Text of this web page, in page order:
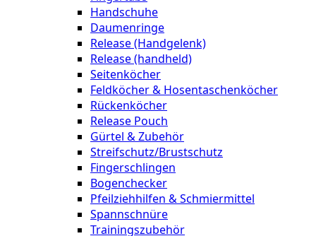
Handschuhe
Daumenringe
Release (Handgelenk)
Release (handheld)
Seitenköcher
Feldköcher & Hosentaschenköcher
Rückenköcher
Release Pouch
Gürtel & Zubehör
Streifschutz/Brustschutz
Fingerschlingen
Bogenchecker
Pfeilziehhilfen & Schmiermittel
Spannschnüre
Trainingszubehör